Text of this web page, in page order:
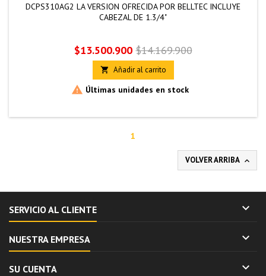
DCPS310AG2 LA VERSION OFRECIDA POR BELLTEC INCLUYE
CABEZAL DE 1.3/4"
Precio
$13.500.900 Precio
base
$14.169.900
 Añadir al carrito
 Últimas unidades en stock
1
VOLVER ARRIBA 
SERVICIO AL CLIENTE 
NUESTRA EMPRESA 
SU CUENTA 